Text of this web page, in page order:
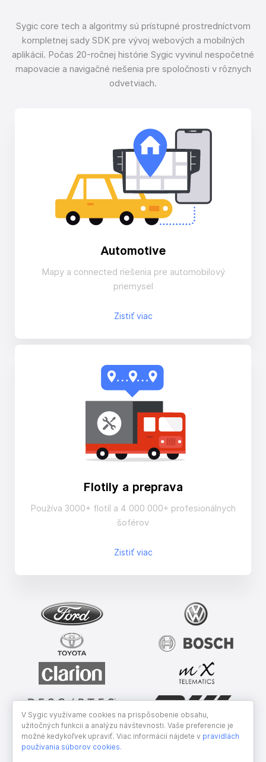
Sygic core tech a algoritmy sú prístupné prostredníctvom
kompletnej sady SDK pre vývoj webových a mobilných
aplikácií. Počas 20-ročnej histórie Sygic vyvinul nespočetné
mapovacie a navigačné riešenia pre spoločnosti v rôznych
odvetviach.
Automotive
Mapy a connected riešenia pre automobilový
priemysel
Zistiť viac
Flotily a preprava
Používa 3000+ flotíl a 4 000 000+ profesionálnych
šoférov
Zistiť viac
V Sygic využívame cookies na prispôsobenie obsahu,
užitočných funkcii a analýzu návštevnosti. Vaše preferencie je
možné kedykoľvek upraviť. Viac informácií nájdete v pravidlách
používania súborov cookies.